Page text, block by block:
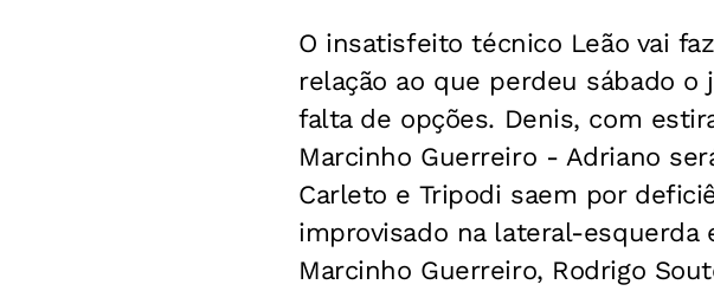
O insatisfeito técnico Leão vai
relação ao que perdeu sábado
falta de opções. Denis, com
Marcinho Guerreiro - Adriano
Carleto e Tripodi saem por
improvisado na lateral-
Marcinho Guerreiro, Rodrigo